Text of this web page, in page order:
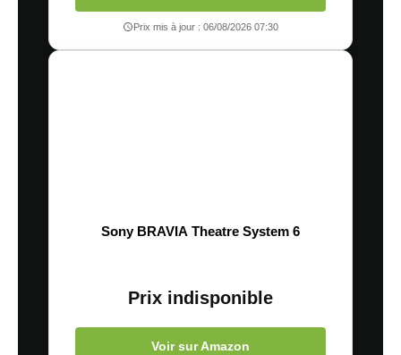
Prix mis à jour : 06/08/2026 07:30
Sony BRAVIA Theatre System 6
Prix indisponible
Voir sur Amazon